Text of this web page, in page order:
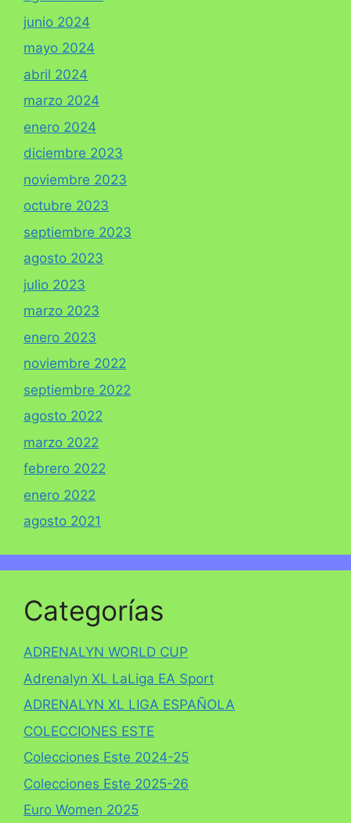
junio 2024
mayo 2024
abril 2024
marzo 2024
enero 2024
diciembre 2023
noviembre 2023
octubre 2023
septiembre 2023
agosto 2023
julio 2023
marzo 2023
enero 2023
noviembre 2022
septiembre 2022
agosto 2022
marzo 2022
febrero 2022
enero 2022
agosto 2021
Categorías
ADRENALYN WORLD CUP
Adrenalyn XL LaLiga EA Sport
ADRENALYN XL LIGA ESPAÑOLA
COLECCIONES ESTE
Colecciones Este 2024-25
Colecciones Este 2025-26
Euro Women 2025